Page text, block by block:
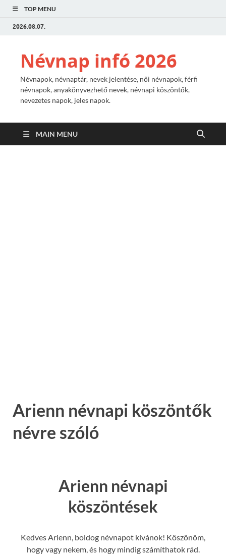
TOP MENU
2026.08.07.
Névnap infó 2026
Névnapok, névnaptár, nevek jelentése, női névnapok, férfi
névnapok, anyakönyvezhető nevek, névnapi köszöntők,
nevezetes napok, jeles napok.
MAIN MENU
Arienn névnapi köszöntők
névre szóló
Arienn névnapi
köszöntések
Kedves Arienn, boldog névnapot kívánok! Köszönöm,
hogy vagy nekem, és hogy mindig számíthatok rád.